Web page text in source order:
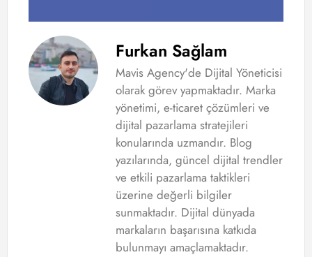
Furkan Sağlam
Mavis Agency'de Dijital Yöneticisi
olarak görev yapmaktadır. Marka
yönetimi, e-ticaret çözümleri ve
dijital pazarlama stratejileri
konularında uzmandır. Blog
yazılarında, güncel dijital trendler
ve etkili pazarlama taktikleri
üzerine değerli bilgiler
sunmaktadır. Dijital dünyada
markaların başarısına katkıda
bulunmayı amaçlamaktadır.